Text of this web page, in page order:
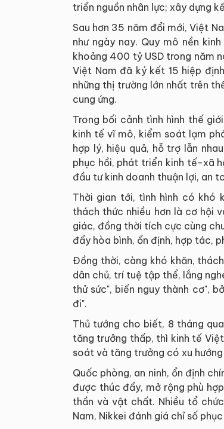
triển nguồn nhân lực; xây dựng
Sau hơn 35 năm đổi mới, Việt
như ngày nay. Quy mô nền
khoảng 400 tỷ USD trong năm
Việt Nam đã ký kết 15 hiệp
những thị trường lớn nhất trên
cung ứng.
Trong bối cảnh tình hình thế
kinh tế vĩ mô, kiểm soát lạm
hợp lý, hiệu quả, hỗ trợ lẫn
phục hồi, phát triển kinh tế-xã
đầu tư kinh doanh thuận lợi, an
Thời gian tới, tình hình có khó
thách thức nhiều hơn là cơ hội
giác, đồng thời tích cực cùng
đẩy hòa bình, ổn định, hợp tác,
Đồng thời, càng khó khăn,
dân chủ, trí tuệ tập thể, lắng
thử sức", biến nguy thành cơ",
đi".
Thủ tướng cho biết, 8 tháng
tăng trưởng thấp, thì kinh tế
soát và tăng trưởng có xu
Quốc phòng, an ninh, ổn định
được thúc đẩy, mở rộng phù
thần và vật chất. Nhiều tổ
Nam, Nikkei đánh giá chỉ số